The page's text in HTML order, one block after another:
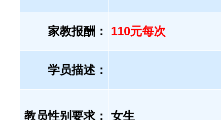
家教报酬： 110元每次
学员描述：
教员性别要求： 女生